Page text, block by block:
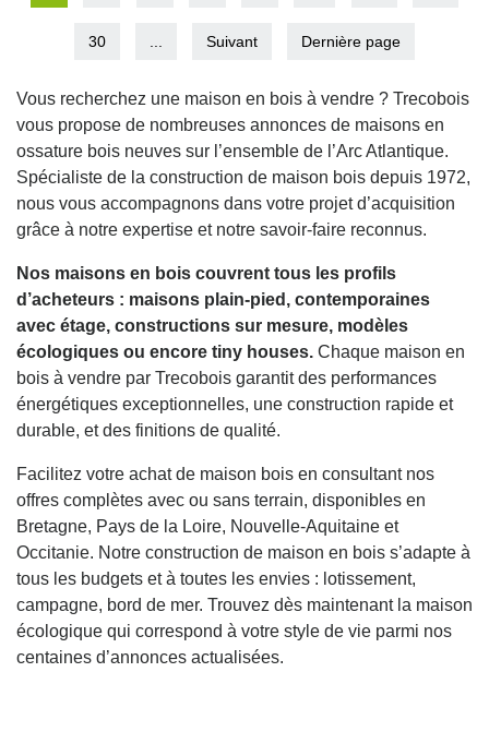
30 Suivant Dernière page
Vous recherchez une maison en bois à vendre ? Trecobois
vous propose de nombreuses annonces de maisons en
ossature bois neuves sur l’ensemble de l’Arc Atlantique.
Spécialiste de la construction de maison bois depuis 1972,
nous vous accompagnons dans votre projet d’acquisition
grâce à notre expertise et notre savoir-faire reconnus.
Nos maisons en bois couvrent tous les profils
d’acheteurs : maisons plain-pied, contemporaines
avec étage, constructions sur mesure, modèles
écologiques ou encore tiny houses. Chaque maison en
bois à vendre par Trecobois garantit des performances
énergétiques exceptionnelles, une construction rapide et
durable, et des finitions de qualité.
Facilitez votre achat de maison bois en consultant nos
offres complètes avec ou sans terrain, disponibles en
Bretagne, Pays de la Loire, Nouvelle-Aquitaine et
Occitanie. Notre construction de maison en bois s’adapte à
tous les budgets et à toutes les envies : lotissement,
campagne, bord de mer. Trouvez dès maintenant la maison
écologique qui correspond à votre style de vie parmi nos
centaines d’annonces actualisées.